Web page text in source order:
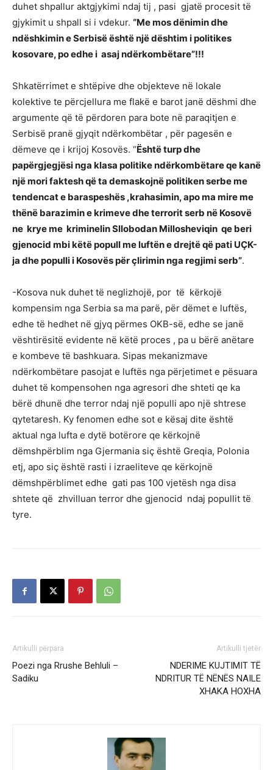
duhet shpallur aktgjykimi ndaj tij , pasi gjatë procesit të
gjykimit u shpall si i vdekur. “Me mos dënimin dhe
ndëshkimin e Serbisë është një dështim i politikes
kosovare, po edhe i asaj ndërkombëtare”!!!
Shkatërrimet e shtëpive dhe objekteve në lokale
kolektive te përcjellura me flakë e barot janë dëshmi dhe
argumente që të përdoren para bote në paraqitjen e
Serbisë pranë gjyqit ndërkombëtar , për pagesën e
dëmeve qe i krijoj Kosovës. “Është turp dhe
papërgjegjësi nga klasa politike ndërkombëtare qe kanë
një mori faktesh që ta demaskojnë politiken serbe me
tendencat e baraspeshës ,krahasimin, apo ma mire me
thënë barazimin e krimeve dhe terrorit serb në Kosovë
ne krye me kriminelin Sllobodan Millosheviqin qe beri
gjenocid mbi këtë popull me luftën e drejtë që pati UÇK-
ja dhe populli i Kosovës për çlirimin nga regjimi serb”.
-Kosova nuk duhet të neglizhojë, por të kërkojë
kompensim nga Serbia sa ma parë, për dëmet e luftës,
edhe të hedhet në gjyq përmes OKB-së, edhe se janë
vështirësitë evidente në këtë proces , pa u bërë anëtare
e kombeve të bashkuara. Sipas mekanizmave
ndërkombëtare pasojat e luftës nga përjetimet e pësuara
duhet të kompensohen nga agresori dhe shteti qe ka
bërë dhunë dhe terror ndaj një populli apo një shtrese
qytetaresh. Ky fenomen edhe sot e kësaj dite është
aktual nga lufta e dytë botërore qe kërkojnë
dëmshpërblim nga Gjermania siç është Greqia, Polonia
etj, apo siç është rasti i izraeliteve qe kërkojnë
dëmshpërblimet edhe gati pas 100 vjetësh nga disa
shtete që zhvilluan terror dhe gjenocid ndaj popullit të
tyre.
Artikulli përpara
Poezi nga Rrushe Behluli –
Sadiku
Artikulli tjetër
NDERIME KUJTIMIT TË
NDRITUR TË NËNËS NAILE
XHAKA HOXHA